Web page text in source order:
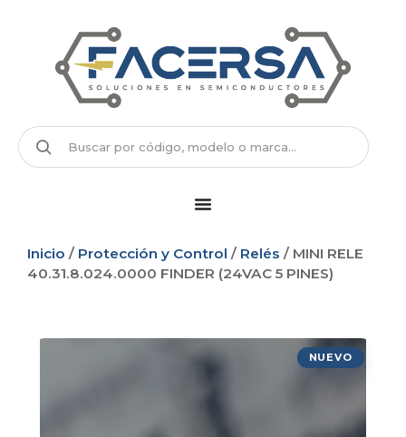
Inicio / Protección y Control / Relés / MINI RELE
40.31.8.024.0000 FINDER (24VAC 5 PINES)